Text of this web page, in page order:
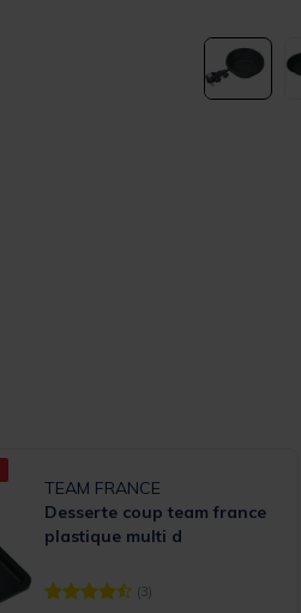
TEAM FRANCE
Desserte coup team france
plastique multi d
[object Object] out of 5
(3)